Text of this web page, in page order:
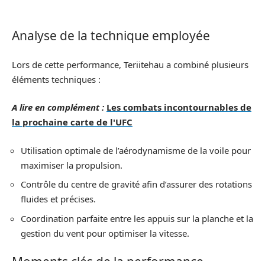
Analyse de la technique employée
Lors de cette performance, Teriitehau a combiné plusieurs
éléments techniques :
A lire en complément : Les combats incontournables de
la prochaine carte de l'UFC
Utilisation optimale de l’aérodynamisme de la voile pour
maximiser la propulsion.
Contrôle du centre de gravité afin d’assurer des rotations
fluides et précises.
Coordination parfaite entre les appuis sur la planche et la
gestion du vent pour optimiser la vitesse.